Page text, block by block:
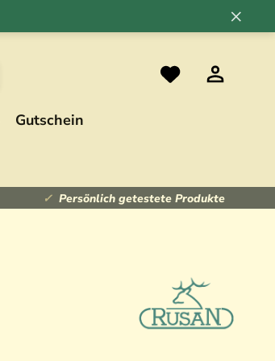
×
Gutschein
Persönlich getestete Produkte